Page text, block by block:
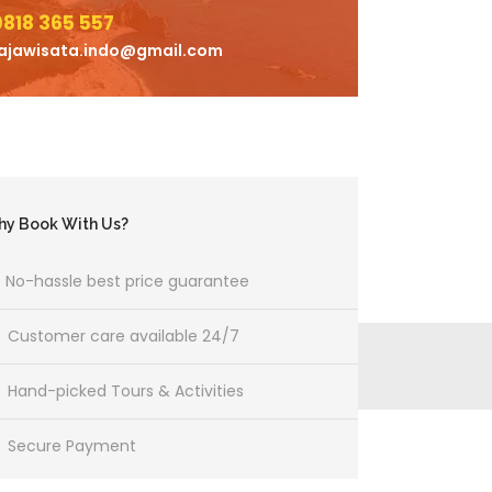
365 557
Book With Us?
No-hassle best price guarantee
Customer care available 24/7
Hand-picked Tours & Activities
Secure Payment